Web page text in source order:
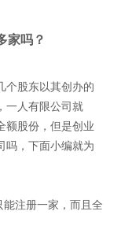
家吗？
股东以其创办的
一人有限公司就
额股份，但是创业
吗，下面小编就为
注册一家，而且全